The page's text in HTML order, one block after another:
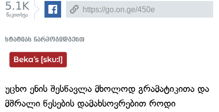
5.1K
წაკითხვა
სტატიას წარმოგიდგენთ
უცხო ენის შესწავლა მხოლოდ გრამატიკითა და
მშრალი წესების დამახსოვრებით როდი